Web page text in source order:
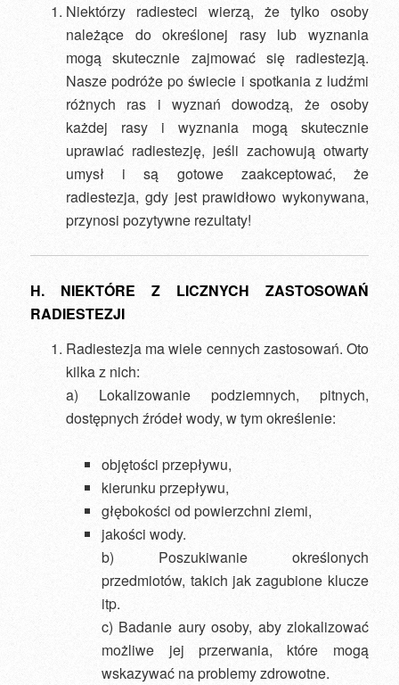
Niektórzy radiesteci wierzą, że tylko osoby
należące do określonej rasy lub wyznania
mogą skutecznie zajmować się radiestezją.
Nasze podróże po świecie i spotkania z ludźmi
różnych ras i wyznań dowodzą, że osoby
każdej rasy i wyznania mogą skutecznie
uprawiać radiestezję, jeśli zachowują otwarty
umysł i są gotowe zaakceptować, że
radiestezja, gdy jest prawidłowo wykonywana,
przynosi pozytywne rezultaty!
H. NIEKTÓRE Z LICZNYCH ZASTOSOWAŃ
RADIESTEZJI
Radiestezja ma wiele cennych zastosowań. Oto
kilka z nich:
a) Lokalizowanie podziemnych, pitnych,
dostępnych źródeł wody, w tym określenie:
objętości przepływu,
kierunku przepływu,
głębokości od powierzchni ziemi,
jakości wody.
b) Poszukiwanie określonych
przedmiotów, takich jak zagubione klucze
itp.
c) Badanie aury osoby, aby zlokalizować
możliwe jej przerwania, które mogą
wskazywać na problemy zdrowotne.